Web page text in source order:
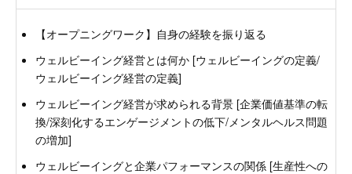
【オープニングワーク】自身の経験を振り返る
ウェルビーイング経営とは何か [ウェルビーイングの定義/
ウェルビーイング経営の定義]
ウェルビーイング経営が求められる背景 [企業価値基準の転
換/深刻化するエンゲージメントの低下/メンタルヘルス問題
の増加]
ウェルビーイングと企業パフォーマンスの関係 [生産性への